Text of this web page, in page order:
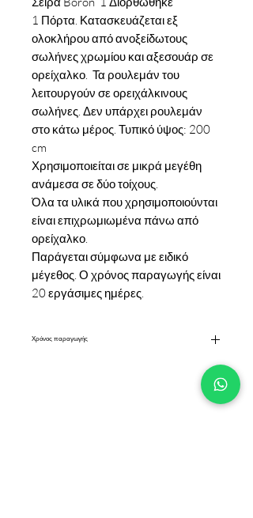
1 Πόρτα. Κατασκευάζεται εξ
ολοκλήρου από ανοξείδωτους
σωλήνες χρωμίου και αξεσουάρ σε
ορείχαλκο. Τα ρουλεμάν του
λειτουργούν σε ορειχάλκινους
σωλήνες. Δεν υπάρχει ρουλεμάν
στο κάτω μέρος. Τυπικό ύψος: 200
cm
Χρησιμοποιείται σε μικρά μεγέθη
ανάμεσα σε δύο τοίχους.
Όλα τα υλικά που χρησιμοποιούνται
είναι επιχρωμιωμένα πάνω από
ορείχαλκο.
Παράγεται σύμφωνα με ειδικό
μέγεθος. Ο χρόνος παραγωγής είναι
20 εργάσιμες ημέρες.
Χρόνος παραγωγής
Ιδιωτικό Δεδομένου ότι παράγεται από
φινίρισμα χρωμίου κατά παραγγελία και ο